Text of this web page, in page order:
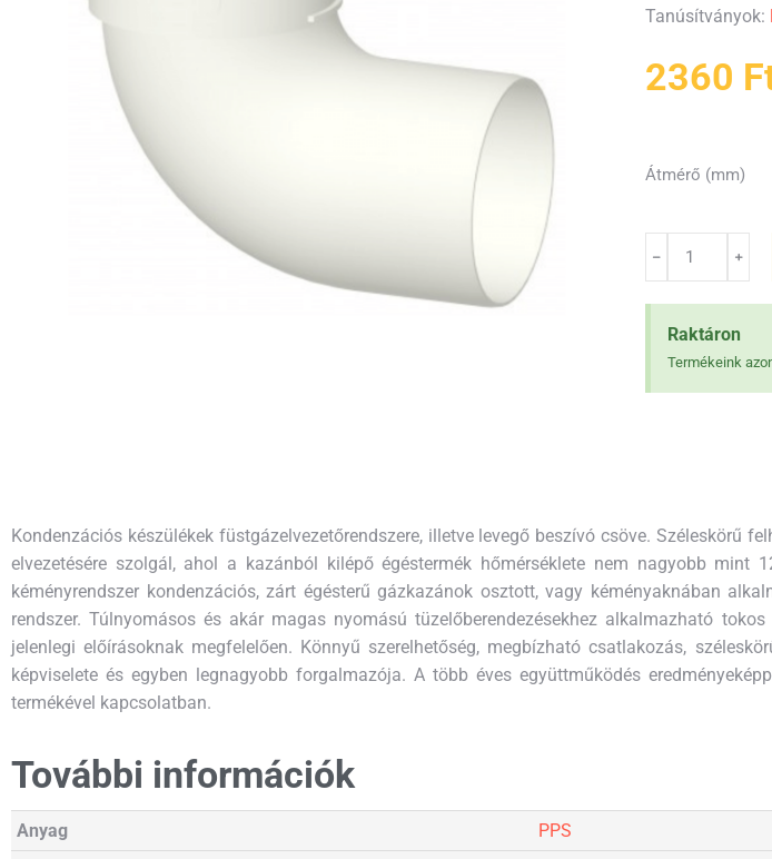
Tanúsítványok:
2360
Átmérő (mm)
Raktáron
Termékeink
Kondenzációs készülékek füstgázelvezetőrendszere, illetve levegő beszívó csöve. Széleskörű
elvezetésére szolgál, ahol a kazánból kilépő égéstermék hőmérséklete nem nagyobb mint
kéményrendszer kondenzációs, zárt égésterű gázkazánok osztott, vagy kéményaknában
rendszer. Túlnyomásos és akár magas nyomású tüzelőberendezésekhez alkalmazható
jelenlegi előírásoknak megfelelően. Könnyű szerelhetőség, megbízható csatlakozás,
képviselete és egyben legnagyobb forgalmazója. A több éves együttműködés
termékével kapcsolatban.
További információk
Anyag
PPS